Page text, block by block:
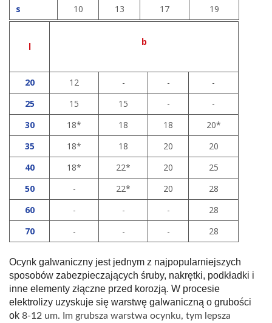
s
10 13 17 19
l b
20 12 - -
-
25
15 15 -
-
30
18* 18 18
20*
35
18* 18 20
20
40
18* 22* 20
25
50
- 22* 20
28
60
- - -
28
70
- - - 28
Ocynk galwaniczny jest jednym z najpopularniejszych
sposobów zabezpieczających śruby, nakrętki, podkładki i
inne elementy złączne przed korozją. W procesie
elektrolizy uzyskuje się warstwę galwaniczną o grubości
ok 8-12 um. Im grubsza warstwa ocynku, tym lepsza